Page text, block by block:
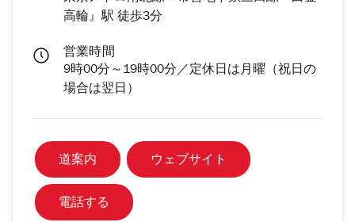
高輪』駅 徒歩3分
営業時間
9時00分～19時00分／定休日は月曜（祝日の
場合は翌日）
道案内 ウェブサイト
電話する